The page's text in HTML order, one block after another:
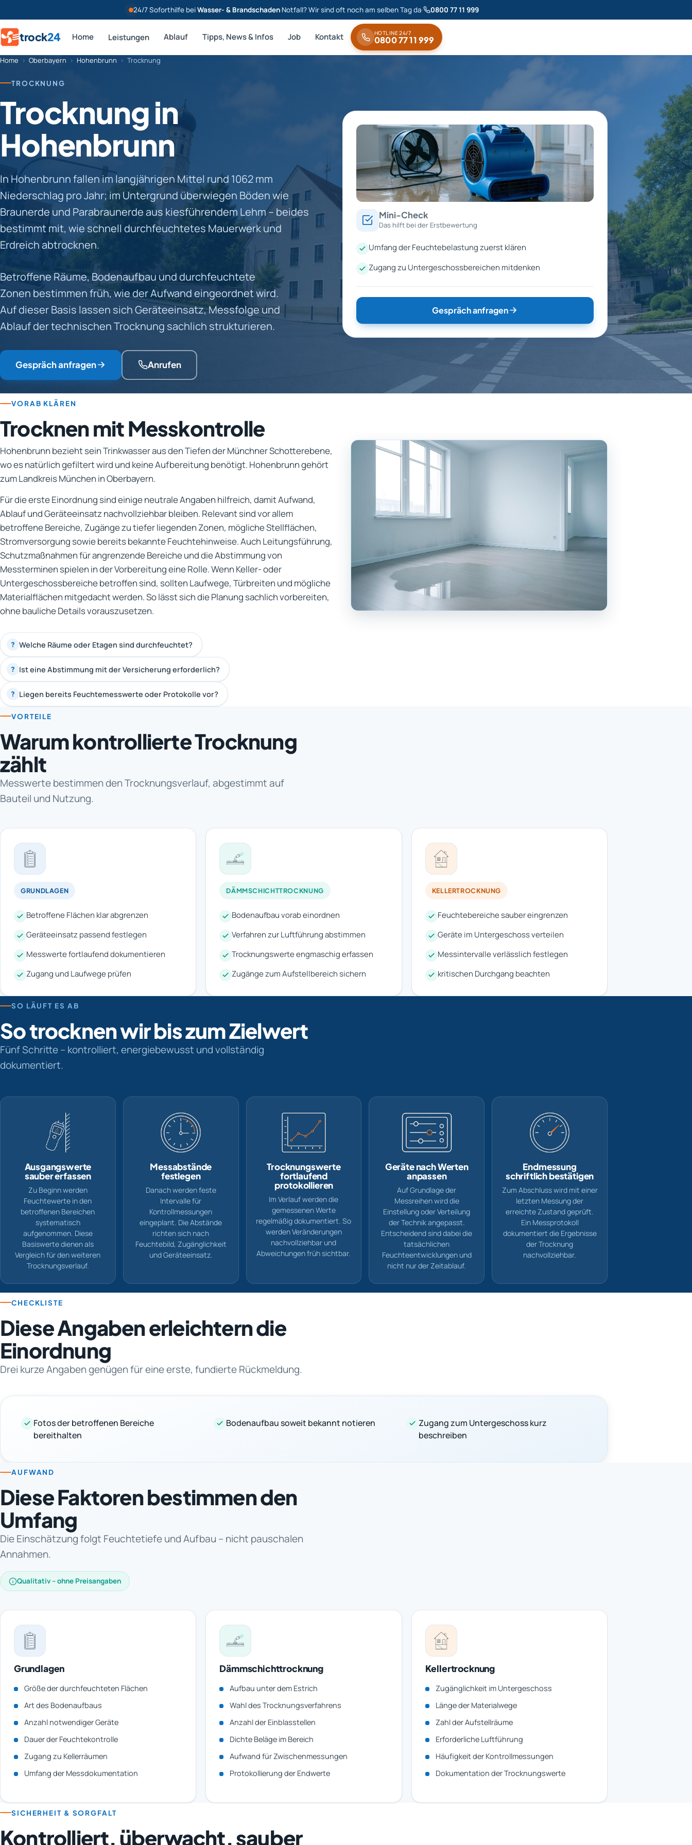
24/7 Soforthilfe beiWasser- & Brandschaden·Notfall? Wir sind oft noch am selben Tag da· 0800 77 11 999
trock24 Home Leistungen Ablauf Tipps, News & Infos Job Kontakt HOTLINE 24/7
0800 77 11 999
Home › Oberbayern › Hohenbrunn › Trocknung
TROCKNUNG
Trocknung in
Hohenbrunn
In Hohenbrunn fallen im langjährigen Mittel rund 1062 mm
Niederschlag pro Jahr; im Untergrund überwiegen Böden wie
Braunerde und Parabraunerde aus kiesführendem Lehm – beides
bestimmt mit, wie schnell durchfeuchtetes Mauerwerk und
Erdreich abtrocknen.
Betroffene Räume, Bodenaufbau und durchfeuchtete
Zonen bestimmen früh, wie der Aufwand eingeordnet wird.
Auf dieser Basis lassen sich Geräteeinsatz, Messfolge und
Ablauf der technischen Trocknung sachlich strukturieren.
Gespräch anfragen Anrufen
Mini-Check
Das hilft bei der Erstbewertung
Umfang der Feuchtebelastung zuerst klären
Zugang zu Untergeschossbereichen mitdenken
Gespräch anfragen
VORAB KLÄREN
Trocknen mit Messkontrolle
Hohenbrunn bezieht sein Trinkwasser aus den Tiefen der Münchner Schotterebene,
wo es natürlich gefiltert wird und keine Aufbereitung benötigt. Hohenbrunn gehört
zum Landkreis München in Oberbayern.
Für die erste Einordnung sind einige neutrale Angaben hilfreich, damit Aufwand,
Ablauf und Geräteeinsatz nachvollziehbar bleiben. Relevant sind vor allem
betroffene Bereiche, Zugänge zu tiefer liegenden Zonen, mögliche Stellflächen,
Stromversorgung sowie bereits bekannte Feuchtehinweise. Auch Leitungsführung,
Schutzmaßnahmen für angrenzende Bereiche und die Abstimmung von
Messterminen spielen in der Vorbereitung eine Rolle. Wenn Keller- oder
Untergeschossbereiche betroffen sind, sollten Laufwege, Türbreiten und mögliche
Materialflächen mitgedacht werden. So lässt sich die Planung sachlich vorbereiten,
ohne bauliche Details vorauszusetzen.
? Welche Räume oder Etagen sind durchfeuchtet?
? Ist eine Abstimmung mit der Versicherung erforderlich?
? Liegen bereits Feuchtemesswerte oder Protokolle vor?
VORTEILE
Warum kontrollierte Trocknung
zählt
Messwerte bestimmen den Trocknungsverlauf, abgestimmt auf
Bauteil und Nutzung.
GRUNDLAGEN
Betroffene Flächen klar abgrenzen
Geräteeinsatz passend festlegen
Messwerte fortlaufend dokumentieren
Zugang und Laufwege prüfen
DÄMMSCHICHTTROCKNUNG
Bodenaufbau vorab einordnen
Verfahren zur Luftführung abstimmen
Trocknungswerte engmaschig erfassen
Zugänge zum Aufstellbereich sichern
KELLERTROCKNUNG
Feuchtebereiche sauber eingrenzen
Geräte im Untergeschoss verteilen
Messintervalle verlässlich festlegen
kritischen Durchgang beachten
SO LÄUFT ES AB
So trocknen wir bis zum Zielwert
Fünf Schritte – kontrolliert, energiebewusst und vollständig
dokumentiert.
Ausgangswerte
sauber erfassen
Zu Beginn werden
Feuchtewerte in den
betroffenen Bereichen
systematisch
aufgenommen. Diese
Basiswerte dienen als
Vergleich für den weiteren
Trocknungsverlauf.
Messabstände
festlegen
Danach werden feste
Intervalle für
Kontrollmessungen
eingeplant. Die Abstände
richten sich nach
Feuchtebild, Zugänglichkeit
und Geräteeinsatz.
Trocknungswerte
fortlaufend
protokollieren
Im Verlauf werden die
gemessenen Werte
regelmäßig dokumentiert. So
werden Veränderungen
nachvollziehbar und
Abweichungen früh sichtbar.
Geräte nach Werten
anpassen
Auf Grundlage der
Messreihen wird die
Einstellung oder Verteilung
der Technik angepasst.
Entscheidend sind dabei die
tatsächlichen
Feuchteentwicklungen und
nicht nur der Zeitablauf.
Endmessung
schriftlich bestätigen
Zum Abschluss wird mit einer
letzten Messung der
erreichte Zustand geprüft.
Ein Messprotokoll
dokumentiert die Ergebnisse
der Trocknung
nachvollziehbar.
CHECKLISTE
Diese Angaben erleichtern die
Einordnung
Drei kurze Angaben genügen für eine erste, fundierte Rückmeldung.
Fotos der betroffenen Bereiche
bereithalten
Bodenaufbau soweit bekannt notieren
Zugang zum Untergeschoss kurz
beschreiben
AUFWAND
Diese Faktoren bestimmen den
Umfang
Die Einschätzung folgt Feuchtetiefe und Aufbau – nicht pauschalen
Annahmen.
Qualitativ – ohne Preisangaben
Grundlagen
Größe der durchfeuchteten Flächen
Art des Bodenaufbaus
Anzahl notwendiger Geräte
Dauer der Feuchtekontrolle
Zugang zu Kellerräumen
Umfang der Messdokumentation
Dämmschichttrocknung
Aufbau unter dem Estrich
Wahl des Trocknungsverfahrens
Anzahl der Einblasstellen
Dichte Beläge im Bereich
Aufwand für Zwischenmessungen
Protokollierung der Endwerte
Kellertrocknung
Zugänglichkeit im Untergeschoss
Länge der Materialwege
Zahl der Aufstellräume
Erforderliche Luftführung
Häufigkeit der Kontrollmessungen
Dokumentation der Trocknungswerte
SICHERHEIT & SORGFALT
Kontrolliert, überwacht, sauber